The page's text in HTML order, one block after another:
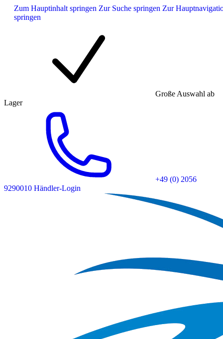
Zum Hauptinhalt springen Zur Suche springen Zur
springen
Große Auswahl ab
Lager
+49 (0) 2056
9290010 Händler-Login